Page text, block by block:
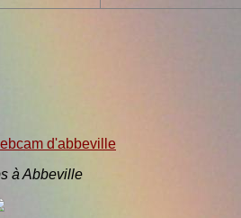
d'abbeville
à Abbeville